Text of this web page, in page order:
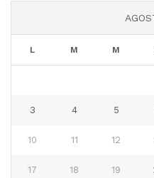
L M M
3 4 5
10 11 12
17 18 19